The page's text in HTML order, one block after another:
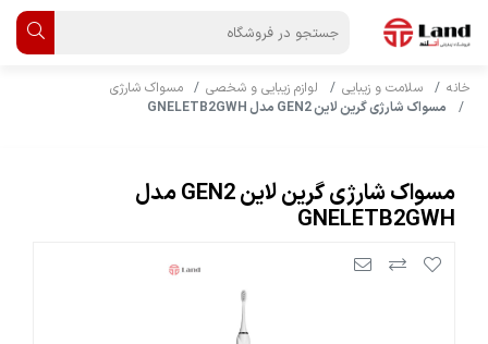
خانه سلامت و زیبایی لوازم زیبایی و شخصی
مسواک شارژی
مسواک شارژی گرین لاین GEN2 مدل GNELETB2GWH
مسواک شارژی گرین لاین GEN2 مدل
GNELETB2GWH